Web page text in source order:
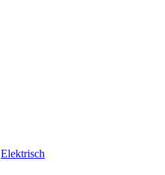
Elektrisch